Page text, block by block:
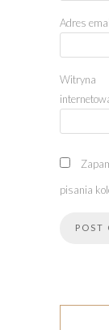
Adres
Witryna
pisania